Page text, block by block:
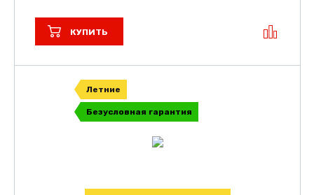
КУПИТЬ
Летние
Безусловная гарантия